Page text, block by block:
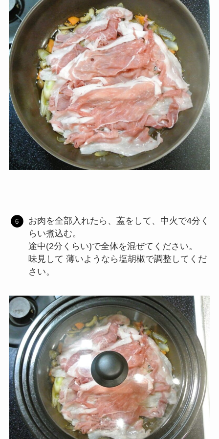
お肉を全部入れたら、蓋をして、中火で4分く
らい煮込む。
途中(2分くらい)で全体を混ぜてください。
味見して 薄いようなら塩胡椒で調整してくだ
さい。